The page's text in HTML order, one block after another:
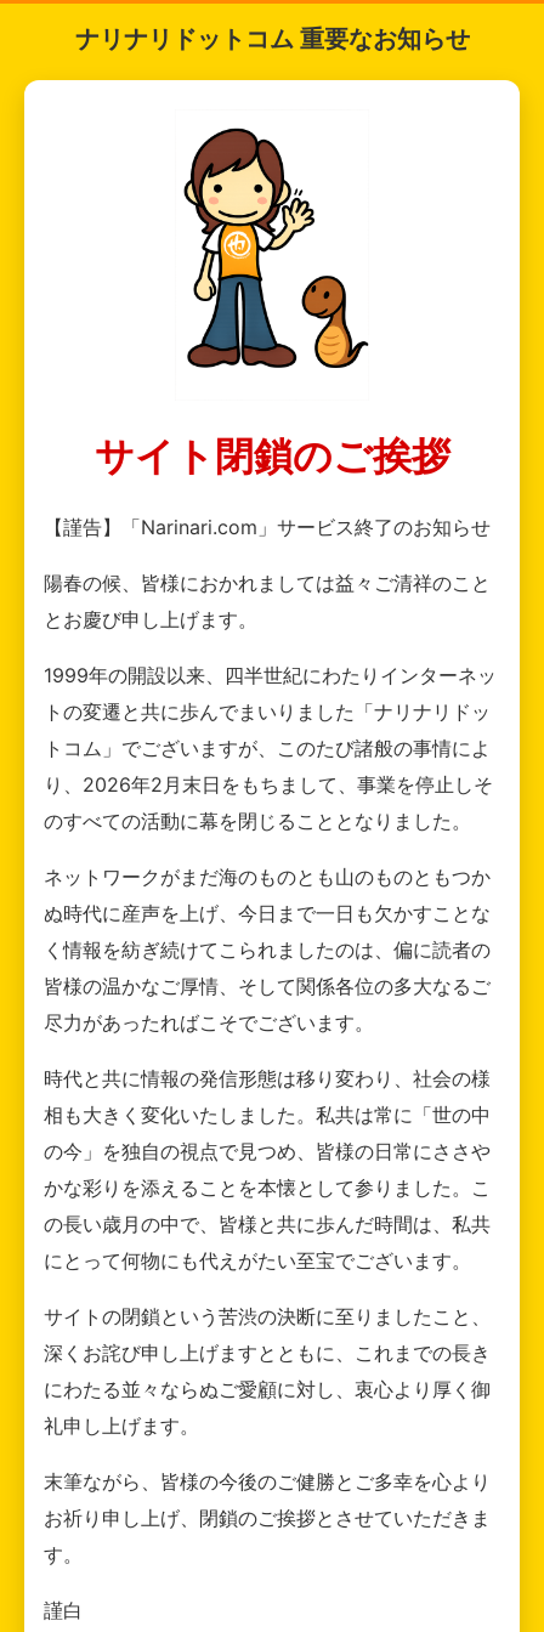
ナリナリドットコム 重要なお知らせ
サイト閉鎖のご挨拶
【謹告】「Narinari.com」サービス終了のお知らせ
陽春の候、皆様におかれましては益々ご清祥のこと
とお慶び申し上げます。
1999年の開設以来、四半世紀にわたりインターネッ
トの変遷と共に歩んでまいりました「ナリナリドッ
トコム」でございますが、このたび諸般の事情によ
り、2026年2月末日をもちまして、事業を停止しそ
のすべての活動に幕を閉じることとなりました。
ネットワークがまだ海のものとも山のものともつか
ぬ時代に産声を上げ、今日まで一日も欠かすことな
く情報を紡ぎ続けてこられましたのは、偏に読者の
皆様の温かなご厚情、そして関係各位の多大なるご
尽力があったればこそでございます。
時代と共に情報の発信形態は移り変わり、社会の様
相も大きく変化いたしました。私共は常に「世の中
の今」を独自の視点で見つめ、皆様の日常にささや
かな彩りを添えることを本懐として参りました。こ
の長い歳月の中で、皆様と共に歩んだ時間は、私共
にとって何物にも代えがたい至宝でございます。
サイトの閉鎖という苦渋の決断に至りましたこと、
深くお詫び申し上げますとともに、これまでの長き
にわたる並々ならぬご愛顧に対し、衷心より厚く御
礼申し上げます。
末筆ながら、皆様の今後のご健勝とご多幸を心より
お祈り申し上げ、閉鎖のご挨拶とさせていただきま
す。
謹白